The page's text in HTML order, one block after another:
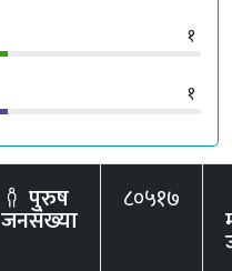
१
१
पुरुष
जनसंख्या
८०५१७